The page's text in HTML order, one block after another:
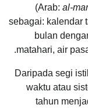
(Arab: al-
sebagai: kalendar
bulan
matahari, air
Daripada segi
waktu atau
tahun